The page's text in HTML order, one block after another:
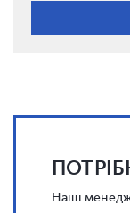
Наші